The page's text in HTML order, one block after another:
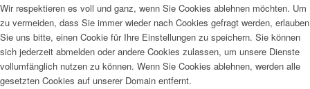
Wir respektieren es voll und ganz, wenn Sie Cookies ablehnen möchten. Um
zu vermeiden, dass Sie immer wieder nach Cookies gefragt werden, erlauben
Sie uns bitte, einen Cookie für Ihre Einstellungen zu speichern. Sie können
sich jederzeit abmelden oder andere Cookies zulassen, um unsere Dienste
vollumfänglich nutzen zu können. Wenn Sie Cookies ablehnen, werden alle
gesetzten Cookies auf unserer Domain entfernt.